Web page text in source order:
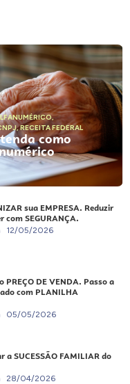
,
,RECEITA FEDERAL
como
sua EMPRESA. Reduzir
com SEGURANÇA.
12/05/2026
PREÇO DE VENDA. Passo a
com PLANILHA
05/05/2026
a SUCESSÃO FAMILIAR do
28/04/2026